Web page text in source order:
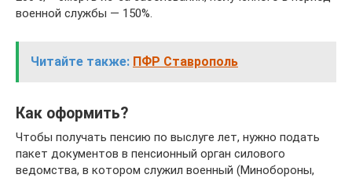
военной службы — 150%.
Читайте также: ПФР Ставрополь
Как оформить?
Чтобы получать пенсию по выслуге лет, нужно подать
пакет документов в пенсионный орган силового
ведомства, в котором служил военный (Минобороны,